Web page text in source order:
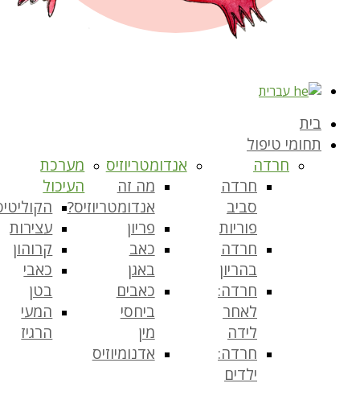
עברית
בית
תחומי טיפול
חרדה
חרדה
סביב
פוריות
חרדה
בהריון
חרדה:
לאחר
לידה
חרדה:
ילדים
אנדומטריוזיס
מה זה
אנדומטריוזיס?
פריון
כאב
באגן
כאבים
ביחסי
מין
אדנומיוזיס
מערכת
העיכול
עצירות
קרוהון
כאבי
בטן
המעי
הרגיז